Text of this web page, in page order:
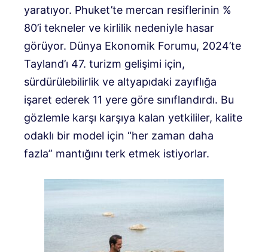
yaratıyor. Phuket’te mercan resiflerinin %
80’i tekneler ve kirlilik nedeniyle hasar
görüyor. Dünya Ekonomik Forumu, 2024’te
Tayland’ı 47. turizm gelişimi için,
sürdürülebilirlik ve altyapıdaki zayıflığa
işaret ederek 11 yere göre sınıflandırdı. Bu
gözlemle karşı karşıya kalan yetkililer, kalite
odaklı bir model için “her zaman daha
fazla” mantığını terk etmek istiyorlar.